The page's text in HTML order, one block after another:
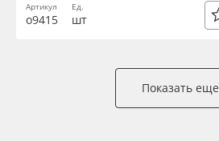
Артикул
о9415
Ед.
шт
Показать еще